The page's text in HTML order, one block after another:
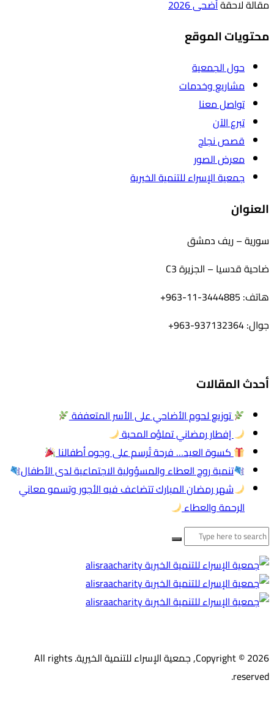
مقالة لاحقةأضحى 2026
محتويات الموقع
حول الجمعية
مشاريع وخدمات
تواصل معنا
تبرع الآن
قصص نجاح
معرض الصور
جمعية الإسراء للتنمية الخيرية
العنوان
سورية – ريف دمشق
ضاحية قدسيا – الجزيرة C3
هاتف: 3444885-11-963+
جوال: 937132364-963+
أحدث المقالات
توزيع لحوم الأضاحي على الأسر المتعففة
إفطار رمضاني تملؤه المحبة
كسوة العيد… فرحة تُرسم على وجوه أطفالنا
تنمية روح العطاء والمسؤولية الاجتماعية لدى الأطفال
شهر رمضان المبارك تتضاعف فيه الأجور وتسمو معاني
الرحمة والعطاء
البحث
عن:
Copyright © 2026, جمعية الإسراء للتنمية الخيرية. All rights
reserved.